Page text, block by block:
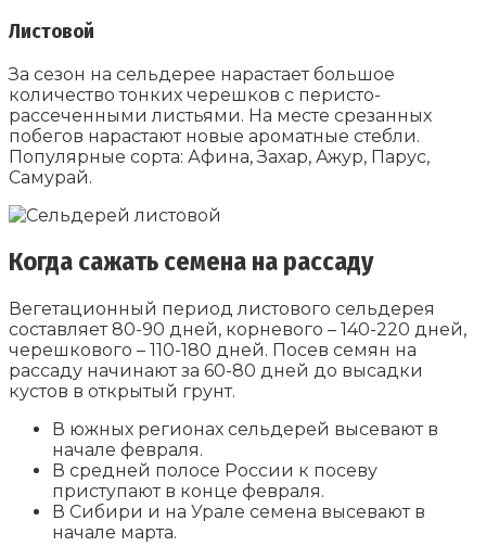
Листовой
За сезон на сельдерее нарастает большое
количество тонких черешков с перисто-
рассеченными листьями. На месте срезанных
побегов нарастают новые ароматные стебли.
Популярные сорта: Афина, Захар, Ажур, Парус,
Самурай.
Когда сажать семена на рассаду
Вегетационный период листового сельдерея
составляет 80-90 дней, корневого – 140-220 дней,
черешкового – 110-180 дней. Посев семян на
рассаду начинают за 60-80 дней до высадки
кустов в открытый грунт.
В южных регионах сельдерей высевают в
начале февраля.
В средней полосе России к посеву
приступают в конце февраля.
В Сибири и на Урале семена высевают в
начале марта.